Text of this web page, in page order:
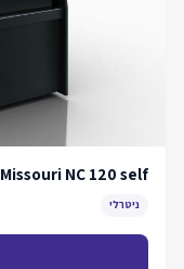
Missouri NC 120 self
ניטרלי